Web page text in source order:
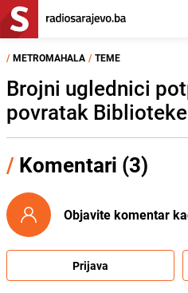
/ METROMAHALA / TEME
Brojni uglednici
povratak
/ Komentari (3)
Objavite komentar
Prijava